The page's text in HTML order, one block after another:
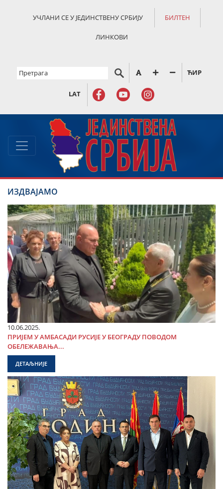
УЧЛАНИ СЕ У ЈЕДИНСТВЕНУ СРБИЈУ БИЛТЕН
ЛИНКОВИ
ЋИР
LAT
ИЗДВАЈАМО
10.06.2025.
ПРИЈЕМ У АМБАСАДИ РУСИЈЕ У БЕОГРАДУ ПОВОДОМ
ОБЕЛЕЖАВАЊА...
ДЕТАЉНИЈЕ